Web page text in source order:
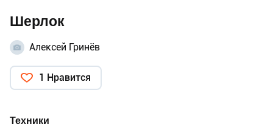
Шерлок
Алексей Гринёв
1 Нравится
Техники